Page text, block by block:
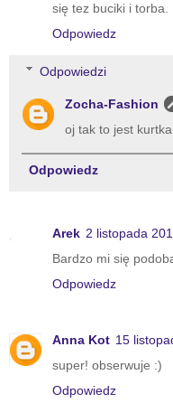
się tez buciki i torba.
Odpowiedz
Odpowiedzi
Zocha-Fashion
oj tak to jest
Odpowiedz
Arek 2 listopada
Bardzo mi się
Odpowiedz
Anna Kot 15
super! obserwuje :)
Odpowiedz